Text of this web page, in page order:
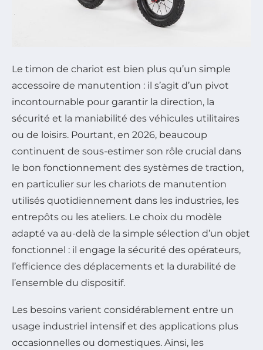
Le timon de chariot est bien plus qu’un simple
accessoire de manutention : il s’agit d’un pivot
incontournable pour garantir la direction, la
sécurité et la maniabilité des véhicules utilitaires
ou de loisirs. Pourtant, en 2026, beaucoup
continuent de sous-estimer son rôle crucial dans
le bon fonctionnement des systèmes de traction,
en particulier sur les chariots de manutention
utilisés quotidiennement dans les industries, les
entrepôts ou les ateliers. Le choix du modèle
adapté va au-delà de la simple sélection d’un objet
fonctionnel : il engage la sécurité des opérateurs,
l’efficience des déplacements et la durabilité de
l’ensemble du dispositif.
Les besoins varient considérablement entre un
usage industriel intensif et des applications plus
occasionnelles ou domestiques. Ainsi, les